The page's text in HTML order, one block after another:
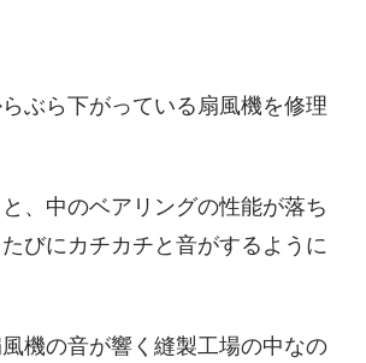
ぶら下がっている扇風機を修理
、中のベアリングの性能が落ち
びにカチカチと音がするように
機の音が響く縫製工場の中なの